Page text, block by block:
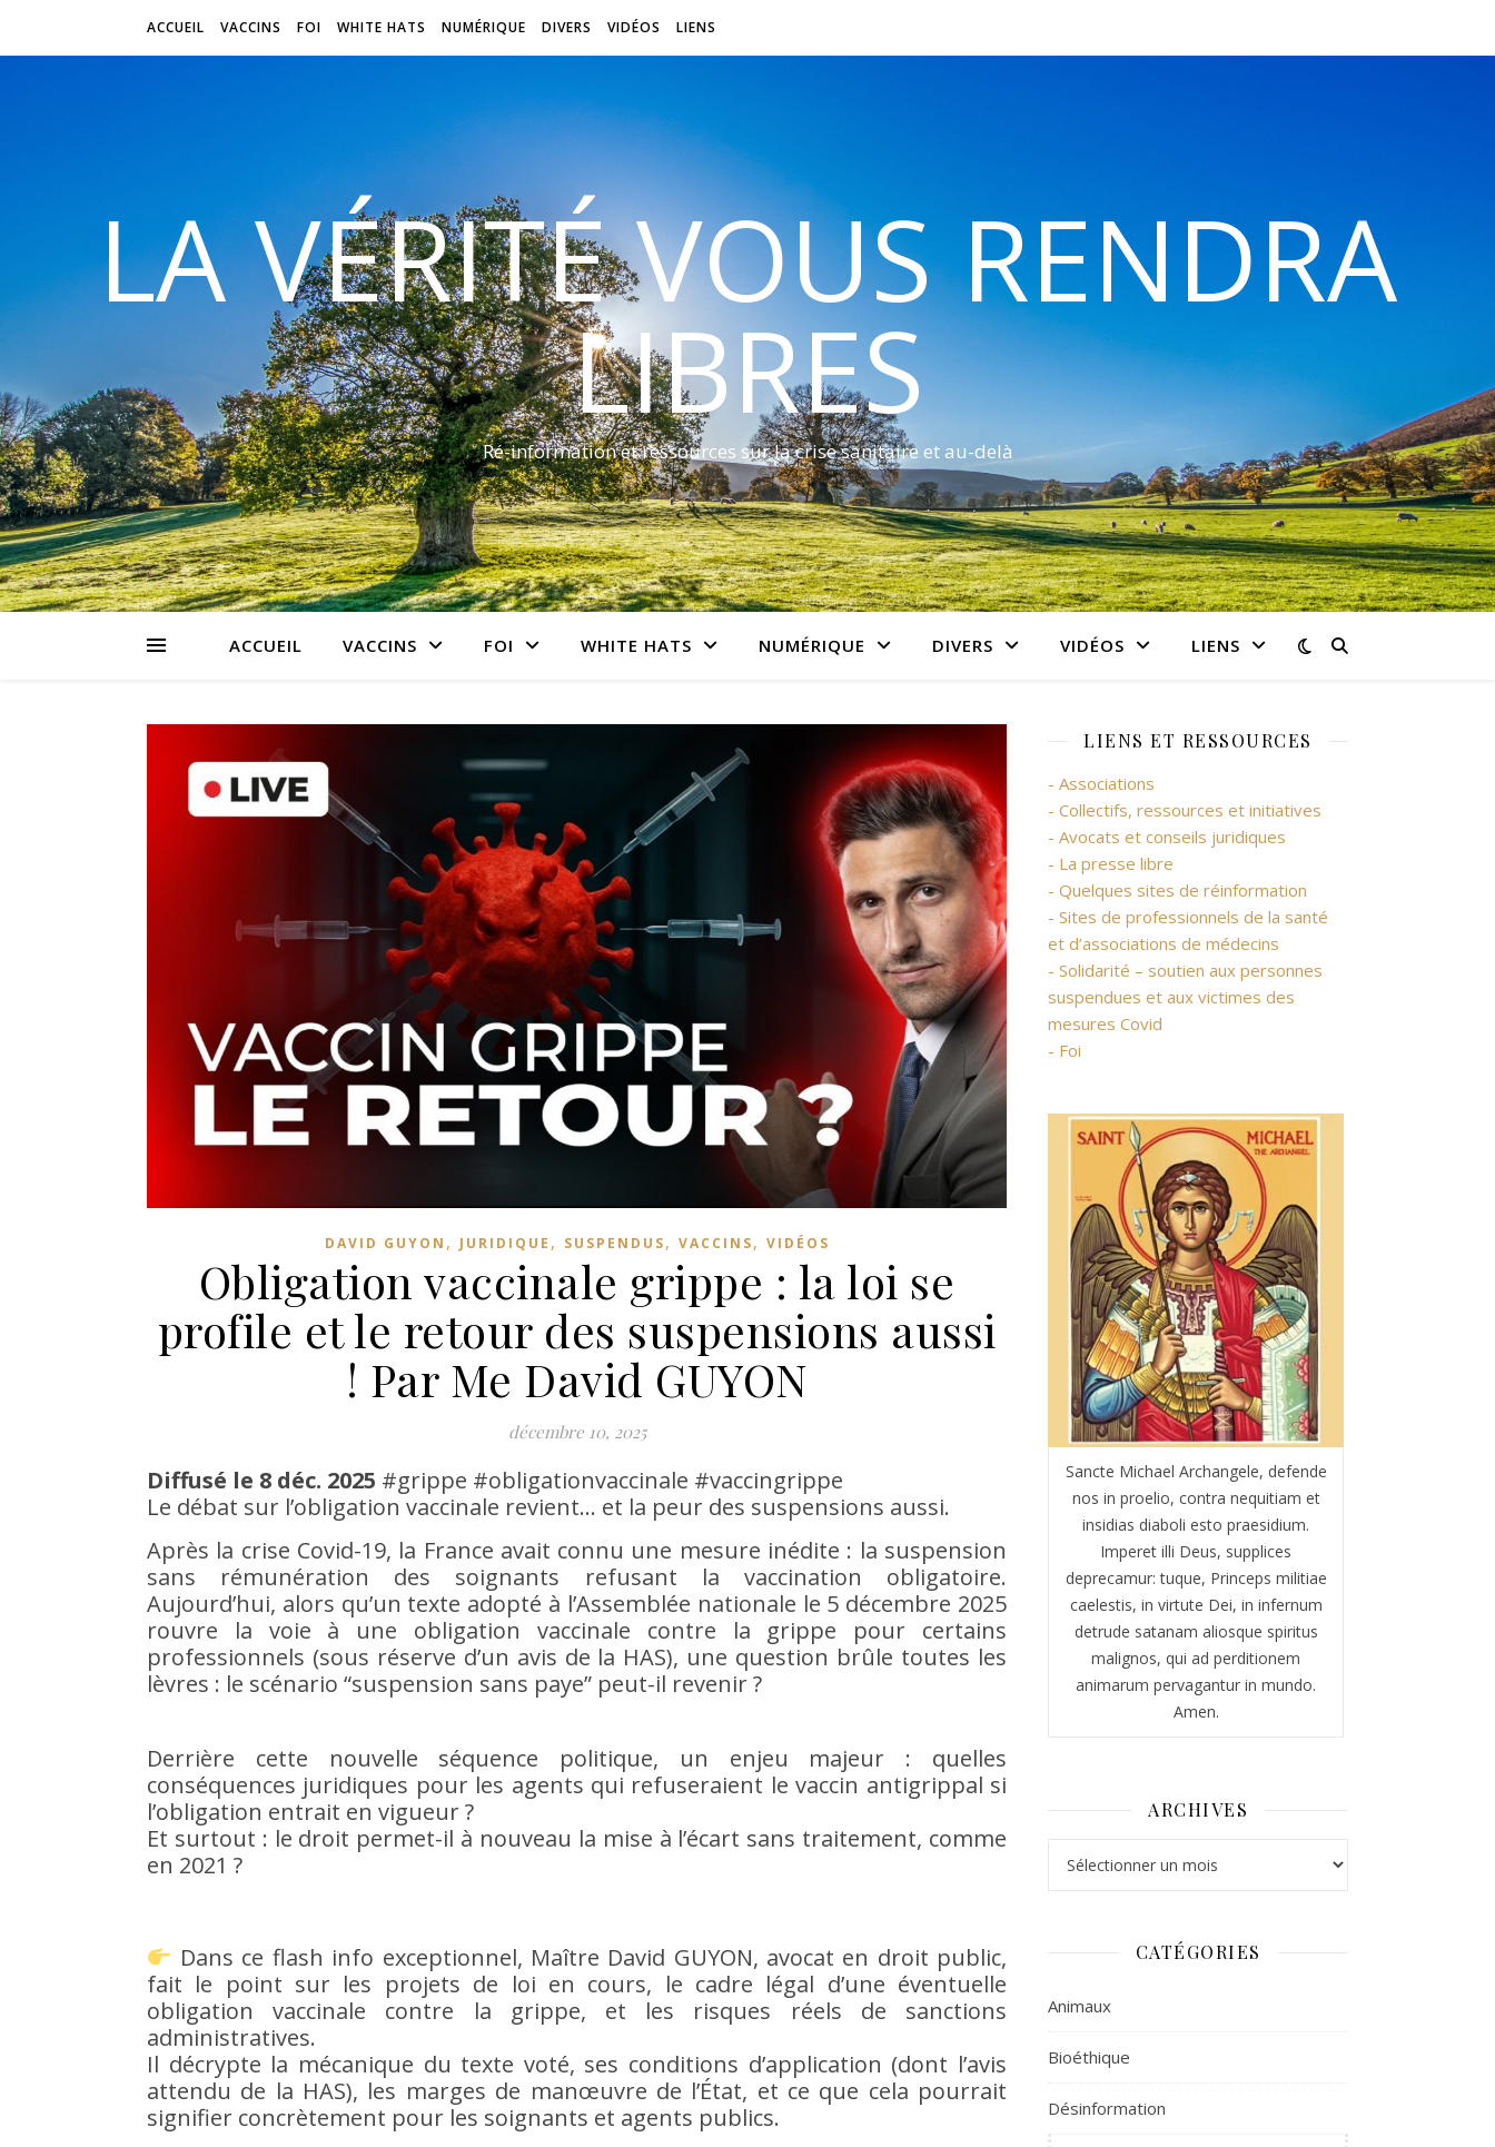
ACCUEIL VACCINS FOI WHITE HATS NUMÉRIQUE DIVERS VIDÉOS LIENS
LA VÉRITÉ VOUS RENDRA
LIBRES
Ré-information et ressources sur la crise sanitaire et au-delà
ACCUEIL VACCINS FOI WHITE HATS NUMÉRIQUE DIVERS VIDÉOS LIENS
DAVID GUYON , JURIDIQUE , SUSPENDUS, VACCINS, VIDÉOS
Obligation vaccinale grippe : la loi se
profile et le retour des suspensions aussi
! Par Me David GUYON
décembre 10, 2025
Diffusé le 8 déc. 2025 #grippe #obligationvaccinale #vaccingrippe
Le débat sur l’obligation vaccinale revient… et la peur des suspensions aussi.
Après la crise Covid-19, la France avait connu une mesure inédite : la suspension
sans rémunération des soignants refusant la vaccination obligatoire.
Aujourd’hui, alors qu’un texte adopté à l’Assemblée nationale le 5 décembre 2025
rouvre la voie à une obligation vaccinale contre la grippe pour certains
professionnels (sous réserve d’un avis de la HAS), une question brûle toutes les
lèvres : le scénario “suspension sans paye” peut-il revenir ?
Derrière cette nouvelle séquence politique, un enjeu majeur : quelles
conséquences juridiques pour les agents qui refuseraient le vaccin antigrippal si
l’obligation entrait en vigueur ?
Et surtout : le droit permet-il à nouveau la mise à l’écart sans traitement, comme
en 2021 ?
Dans ce flash info exceptionnel, Maître David GUYON, avocat en droit public,
fait le point sur les projets de loi en cours, le cadre légal d’une éventuelle
obligation vaccinale contre la grippe, et les risques réels de sanctions
administratives.
Il décrypte la mécanique du texte voté, ses conditions d’application (dont l’avis
attendu de la HAS), les marges de manœuvre de l’État, et ce que cela pourrait
signifier concrètement pour les soignants et agents publics.
LIENS ET RESSOURCES
- Associations
- Collectifs, ressources et initiatives
- Avocats et conseils juridiques
- La presse libre
- Quelques sites de réinformation
- Sites de professionnels de la santé
et d’associations de médecins
- Solidarité – soutien aux personnes
suspendues et aux victimes des
mesures Covid
- Foi
Sancte Michael Archangele, defende
nos in proelio, contra nequitiam et
insidias diaboli esto praesidium.
Imperet illi Deus, supplices
deprecamur: tuque, Princeps militiae
caelestis, in virtute Dei, in infernum
detrude satanam aliosque spiritus
malignos, qui ad perditionem
animarum pervagantur in mundo.
Amen.
ARCHIVES
CATÉGORIES
Animaux
Bioéthique
Désinformation